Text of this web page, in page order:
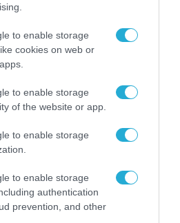
to enable storage
cookies on web or
to enable storage
of the website or app.
to enable storage
to enable storage
authentication
prevention, and other
και
οι